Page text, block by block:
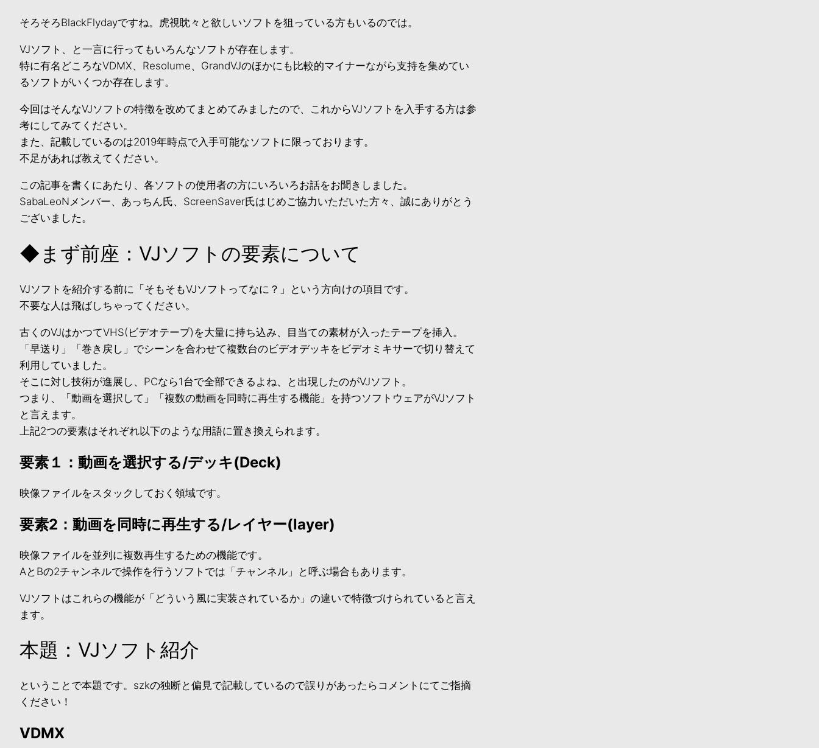
そろそろBlackFlydayですね。虎視眈々と欲しいソフトを狙っている方もいるのでは。
VJソフト、と一言に行ってもいろんなソフトが存在します。
特に有名どころなVDMX、Resolume、GrandVJのほかにも比較的マイナーながら支持を集めてい
るソフトがいくつか存在します。
今回はそんなVJソフトの特徴を改めてまとめてみましたので、これからVJソフトを入手する方は参
考にしてみてください。
また、記載しているのは2019年時点で入手可能なソフトに限っております。
不足があれば教えてください。
この記事を書くにあたり、各ソフトの使用者の方にいろいろお話をお聞きしました。
SabaLeoNメンバー、あっちん氏、ScreenSaver氏はじめご協力いただいた方々、誠にありがとう
ございました。
◆まず前座：VJソフトの要素について
VJソフトを紹介する前に「そもそもVJソフトってなに？」という方向けの項目です。
不要な人は飛ばしちゃってください。
古くのVJはかつてVHS(ビデオテープ)を大量に持ち込み、目当ての素材が入ったテープを挿入。
「早送り」「巻き戻し」でシーンを合わせて複数台のビデオデッキをビデオミキサーで切り替えて
利用していました。
そこに対し技術が進展し、PCなら1台で全部できるよね、と出現したのがVJソフト。
つまり、「動画を選択して」「複数の動画を同時に再生する機能」を持つソフトウェアがVJソフト
と言えます。
上記2つの要素はそれぞれ以下のような用語に置き換えられます。
要素１：動画を選択する/デッキ(Deck)
映像ファイルをスタックしておく領域です。
要素2：動画を同時に再生する/レイヤー(layer)
映像ファイルを並列に複数再生するための機能です。
AとBの2チャンネルで操作を行うソフトでは「チャンネル」と呼ぶ場合もあります。
VJソフトはこれらの機能が「どういう風に実装されているか」の違いで特徴づけられていると言え
ます。
本題：VJソフト紹介
ということで本題です。szkの独断と偏見で記載しているので誤りがあったらコメントにてご指摘
ください！
VDMX